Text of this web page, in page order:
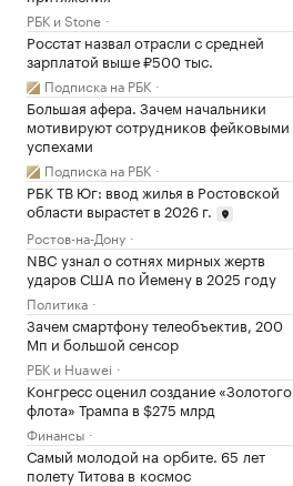
РБК и Stone
Росстат назвал отрасли с средней
зарплатой выше ₽500 тыс.
Подписка на РБК
Большая афера. Зачем начальники
мотивируют сотрудников фейковыми
успехами
Подписка на РБК
РБК ТВ Юг: ввод жилья в Ростовской
области вырастет в 2026 г.
Ростов-на-Дону
NBC узнал о сотнях мирных жертв
ударов США по Йемену в 2025 году
Политика
Зачем смартфону телеобъектив, 200
Мп и большой сенсор
РБК и Huawei
Конгресс оценил создание «Золотого
флота» Трампа в $275 млрд
Финансы
Самый молодой на орбите. 65 лет
полету Титова в космос